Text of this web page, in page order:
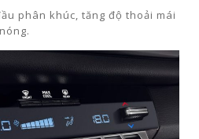
phân khúc, tăng độ thoải mái